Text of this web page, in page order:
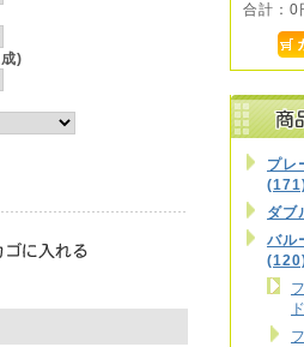
)
合計： 0
プレ
ダブ
バル